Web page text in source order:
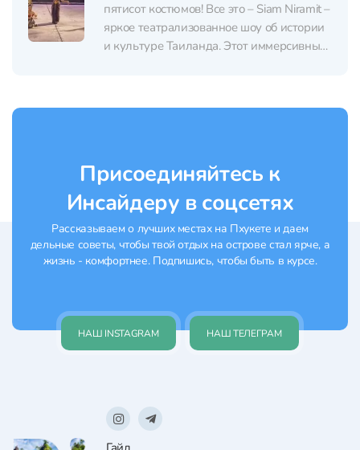
пятисот костюмов! Все это – Siam Niramit –
яркое театрализованное шоу об истории
и культуре Таиланда. Этот иммерсивный
Присоединяйтесь к
Инсайдеру в соцсетях
Рассказываем о лучших местах на Пхукете и даем
дельные советы, чтобы твой отдых на острове стал ярче, а
жизнь - комфортнее. Подпишись, чтобы быть в курсе.
НАШ INSTAGRAM НАШ ТЕЛЕГРАМ